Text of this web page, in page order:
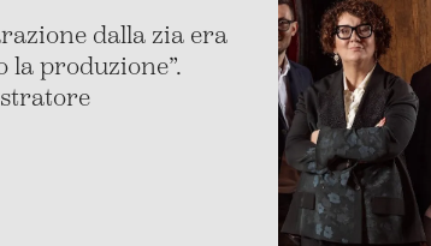
dalla zia era
produzione”.